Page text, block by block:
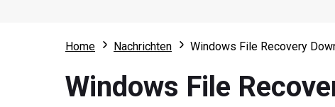
Home Nachrichten Windows File Recovery
Windows File